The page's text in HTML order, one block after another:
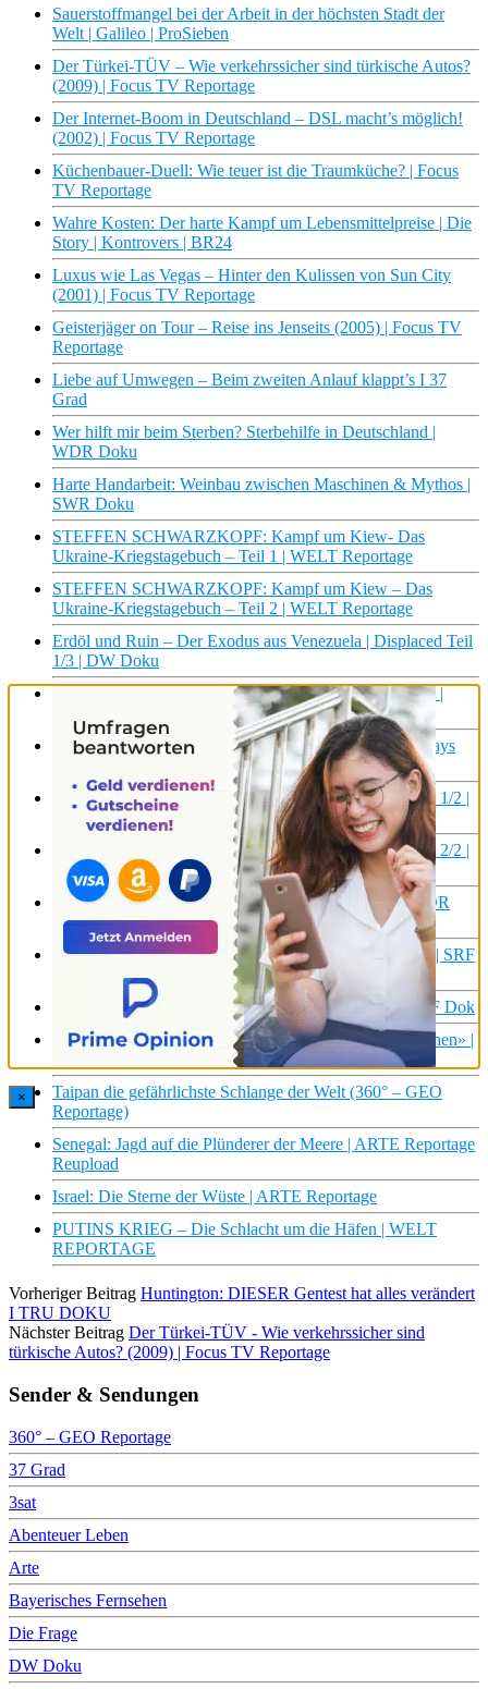
Sauerstoffmangel bei der Arbeit in der höchsten Stadt der
Welt | Galileo | ProSieben
Der Türkei-TÜV – Wie verkehrssicher sind türkische Autos?
(2009) | Focus TV Reportage
Der Internet-Boom in Deutschland – DSL macht’s möglich!
(2002) | Focus TV Reportage
Küchenbauer-Duell: Wie teuer ist die Traumküche? | Focus
TV Reportage
Wahre Kosten: Der harte Kampf um Lebensmittelpreise | Die
Story | Kontrovers | BR24
Luxus wie Las Vegas – Hinter den Kulissen von Sun City
(2001) | Focus TV Reportage
Geisterjäger on Tour – Reise ins Jenseits (2005) | Focus TV
Reportage
Liebe auf Umwegen – Beim zweiten Anlauf klappt’s I 37
Grad
Wer hilft mir beim Sterben? Sterbehilfe in Deutschland |
WDR Doku
Harte Handarbeit: Weinbau zwischen Maschinen & Mythos |
SWR Doku
STEFFEN SCHWARZKOPF: Kampf um Kiew- Das
Ukraine-Kriegstagebuch – Teil 1 | WELT Reportage
STEFFEN SCHWARZKOPF: Kampf um Kiew – Das
Ukraine-Kriegstagebuch – Teil 2 | WELT Reportage
Erdöl und Ruin – Der Exodus aus Venezuela | Displaced Teil
1/3 | DW Doku
Tomaten und Profitgier – Ghanas Bauern auf der Flucht |
Displaced Teil 2/3 | DW Doku
Dürre und Flut – die große Flucht vor dem Klima | Fridays
For Future | Displaced Teil 3/3 | DW Doku
Chinas Griff nach Europa – Die Neue Seidenstraße Teil 1/2 |
DW Doku
Chinas Griff nach Europa – Die Neue Seidenstraße Teil 2/2 |
DW Doku
ZERV – Auftragsmord und Waffenhandel – Teil 1 | MDR
DOK
Q&A zur Reportage «Image Models» | rec. | Reportage | SRF
Q&A zur Reportage «Eisbaden» | rec. | Reportage | SRF Dok
Q&A zur Reportage «Wiedersehen mit den Waldmenschen» |
rec. | Reportage | SRF Dok
Taipan die gefährlichste Schlange der Welt (360° – GEO
Reportage)
Senegal: Jagd auf die Plünderer der Meere | ARTE Reportage
Reupload
Israel: Die Sterne der Wüste | ARTE Reportage
PUTINS KRIEG – Die Schlacht um die Häfen | WELT
REPORTAGE
Vorheriger Beitrag Huntington: DIESER Gentest hat alles verändert
I TRU DOKU
Nächster Beitrag Der Türkei-TÜV - Wie verkehrssicher sind
türkische Autos? (2009) | Focus TV Reportage
Sender & Sendungen
360° – GEO Reportage
37 Grad
3sat
Abenteuer Leben
Arte
Bayerisches Fernsehen
Die Frage
DW Doku
×